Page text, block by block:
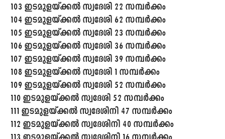
103 ഇടമുളയ്ക്കൽ സ്വദേശി 22 സമ്പർക്കം
104 ഇടമുളയ്ക്കൽ സ്വദേശി 62 സമ്പർക്കം
105 ഇടമുളയ്ക്കൽ സ്വദേശി 23 സമ്പർക്കം
106 ഇടമുളയ്ക്കൽ സ്വദേശി 36 സമ്പർക്കം
107 ഇടമുളയ്ക്കൽ സ്വദേശി 39 സമ്പർക്കം
108 ഇടമുളയ്ക്കൽ സ്വദേശി 1 സമ്പർക്കം
109 ഇടമുളയ്ക്കൽ സ്വദേശി 52 സമ്പർക്കം
110 ഇടമുളയ്ക്കൽ സ്വദേശി 52 സമ്പർക്കം
111 ഇടമുളയ്ക്കൽ സ്വദേശിനി 47 സമ്പർക്കം
112 ഇടമുളയ്ക്കൽ സ്വദേശിനി 40 സമ്പർക്കം